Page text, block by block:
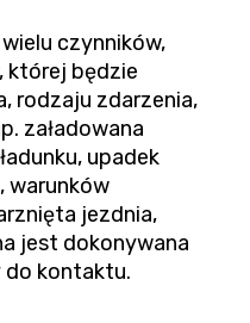
czynników,
której będzie
rodzaju zdarzenia,
załadowana
upadek
warunków
jezdnia,
jest dokonywana
do kontaktu.